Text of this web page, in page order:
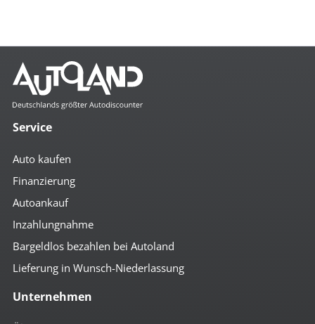
Service
Auto kaufen
Finanzierung
Autoankauf
Inzahlungnahme
Bargeldlos bezahlen bei Autoland
Lieferung in Wunsch-Niederlassung
Unternehmen